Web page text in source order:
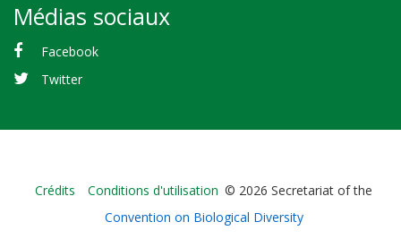
Médias sociaux
Facebook
Twitter
Bioland
-
Crédits Conditions d'utilisation © 2026 Secretariat of the
Convention on Biological Diversity